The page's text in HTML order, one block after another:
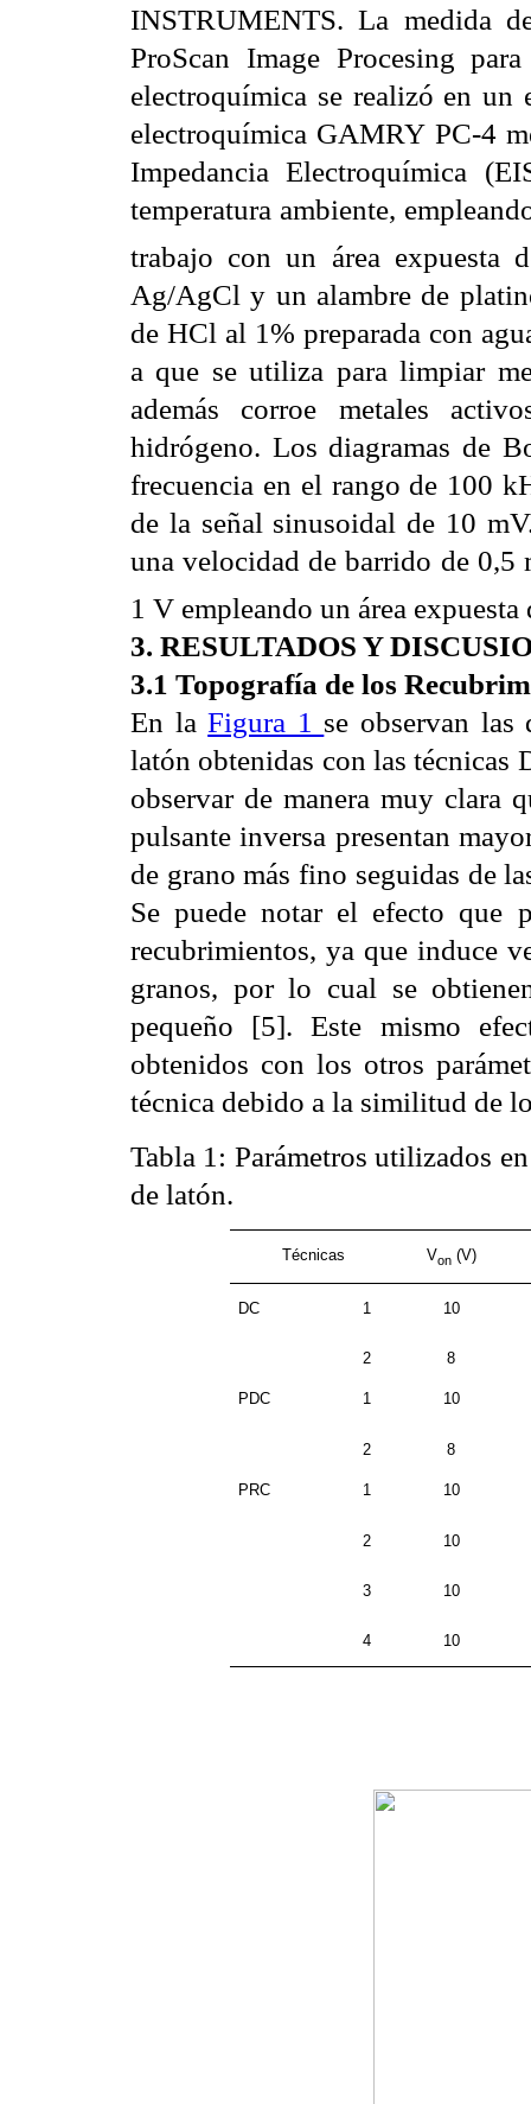
INSTRUMENTS. La medida
ProScan Image Procesing
electroquímica se realizó en un
electroquímica GAMRY PC-4
Impedancia Electroquímica
temperatura ambiente,
trabajo con un área expuesta
Ag/AgCl y un alambre de
de HCl al 1% preparada con
a que se utiliza para limpiar
además corroe metales
hidrógeno. Los diagramas de
frecuencia en el rango de 100
de la señal sinusoidal de 10
una velocidad de barrido de
1 V empleando un área expuesta
3. RESULTADOS Y
3.1 Topografía de los
En laFigura 1 se observan las
latón obtenidas con las técnicas
observar de manera muy clara
pulsante inversa presentan
de grano más fino seguidas de
Se puede notar el efecto que
recubrimientos, ya que induce
granos, por lo cual se
pequeño [5]. Este mismo
obtenidos con los otros
técnica debido a la similitud de
Tabla 1 : Parámetros utilizados
de latón.
Técnicas Von(V)
DC 1 10
2 8
PDC 1 10
2 8
PRC 1 10
2 10
3 10
4 10